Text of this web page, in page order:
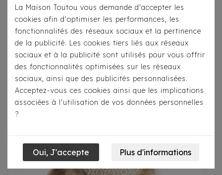
La Maison Toutou vous demande d'accepter les
cookies afin d'optimiser les performances, les
fonctionnalités des réseaux sociaux et la pertinence
de la publicité. Les cookies tiers liés aux réseaux
sociaux et à la publicité sont utilisés pour vous offrir
des fonctionnalités optimisées sur les réseaux
sociaux, ainsi que des publicités personnalisées.
Acceptez-vous ces cookies ainsi que les implications
associées à l'utilisation de vos données personnelles
?